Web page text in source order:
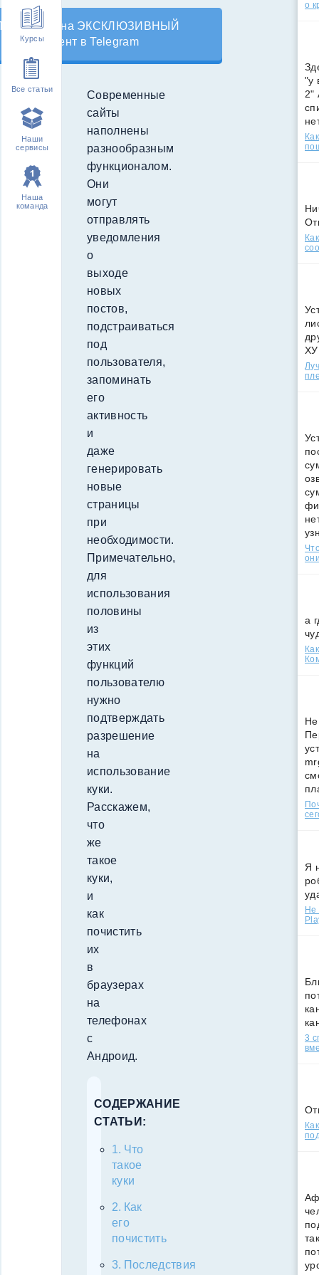
Курсы
Все статьи
Наши
сервисы
Наша
команда
на ЭКСКЛЮЗИВНЫЙ
контент в Telegram
Современные
сайты
наполнены
разнообразным
функционалом.
Они
могут
отправлять
уведомления
о
выходе
новых
постов,
подстраиваться
под
пользователя,
запоминать
его
активность
и
даже
генерировать
новые
страницы
при
необходимости.
Примечательно,
для
использования
половины
из
этих
функций
пользователю
нужно
подтверждать
разрешение
на
использование
куки.
Расскажем,
что
же
такое
куки,
и
как
почистить
их
в
браузерах
на
телефонах
с
Андроид.
СОДЕРЖАНИЕ
СТАТЬИ:
Что
такое
куки
Как
его
почистить
Последствия
о
"у
2"
а
Не
Я
Не
3